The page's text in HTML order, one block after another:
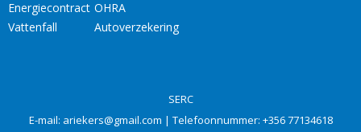
SERC
E-mail: ariekers@gmail.com | Telefoonnummer: +356 77134618